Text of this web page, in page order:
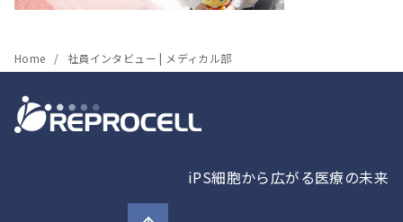
Home 社員インタビュー | メディカル部
iPS細胞から広がる医療の未来